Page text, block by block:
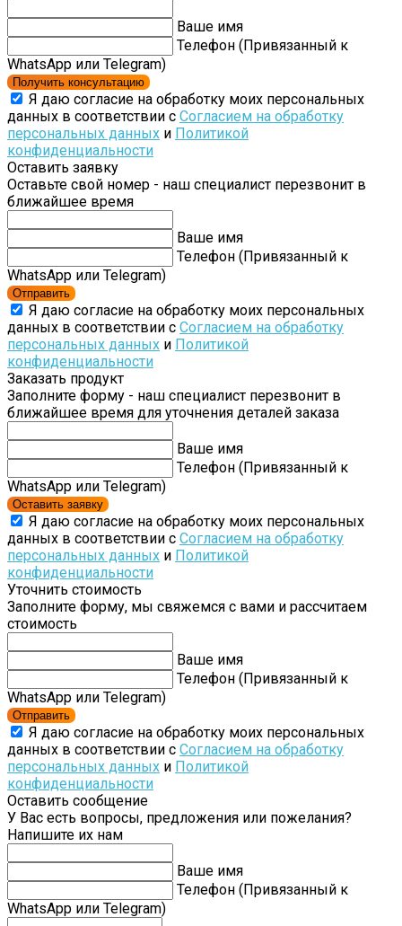
Ваше имя
Телефон (Привязанный к
WhatsApp или Telegram)
Получить консультацию
Я даю согласие на обработку моих персональных
данных в соответствии с Согласием на обработку
персональных данных и Политикой
конфиденциальности
Оставить заявку
Оставьте свой номер - наш специалист перезвонит в
ближайшее время
Ваше имя
Телефон (Привязанный к
WhatsApp или Telegram)
Отправить
Я даю согласие на обработку моих персональных
данных в соответствии с Согласием на обработку
персональных данных и Политикой
конфиденциальности
Заказать продукт
Заполните форму - наш специалист перезвонит в
ближайшее время для уточнения деталей заказа
Ваше имя
Телефон (Привязанный к
WhatsApp или Telegram)
Оставить заявку
Я даю согласие на обработку моих персональных
данных в соответствии с Согласием на обработку
персональных данных и Политикой
конфиденциальности
Уточнить стоимость
Заполните форму, мы свяжемся с вами и рассчитаем
стоимость
Ваше имя
Телефон (Привязанный к
WhatsApp или Telegram)
Отправить
Я даю согласие на обработку моих персональных
данных в соответствии с Согласием на обработку
персональных данных и Политикой
конфиденциальности
Оставить сообщение
У Вас есть вопросы, предложения или пожелания?
Напишите их нам
Ваше имя
Телефон (Привязанный к
WhatsApp или Telegram)